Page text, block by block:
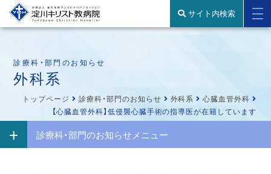
サイト内検索
診療科・部門のお知らせ
外科系
トップページ 診療科・部門のお知らせ 外科系
心臓血管外科
【心臓血管外科】低侵襲心臓手術の指導医が在籍しています
診療科・部門のお知らせメニュー